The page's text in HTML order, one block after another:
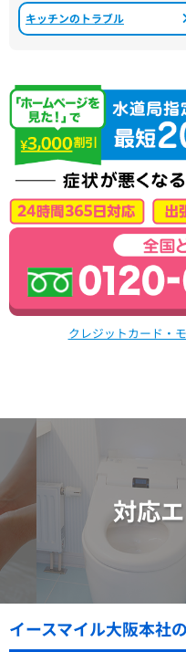
キッチンのトラブル
クレジットカード・
対応
イースマイル大阪本社